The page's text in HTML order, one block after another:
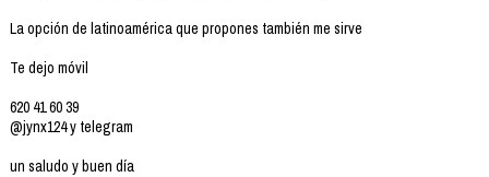
La opción de latinoamérica que propones también me sirve
Te dejo móvil
620 41 60 39
@jynx124 y telegram
un saludo y buen día